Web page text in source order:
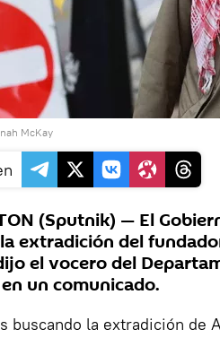
McKay
(Sputnik) — El
extradición del
el vocero del
un comunicado.
buscando la extradición de